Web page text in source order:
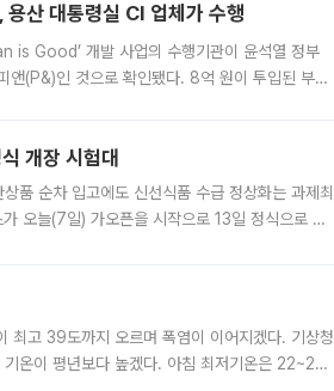
산 대통령실 CI 업체가 수행
is Good’ 개발 사업의 수행기관이 윤석열 정부
앤(P&)인 것으로 확인됐다. 8억 원이 투입된 부산
개장 시험대
품 순차 입고에도 신선식품 수급 정상화는 과제최
오늘(7일) 가오픈을 시작으로 13일 정식으로 재
최고 39도까지 오르며 폭염이 이어지겠다. 기상청
온이 평년보다 높겠다. 아침 최저기온은 22~27